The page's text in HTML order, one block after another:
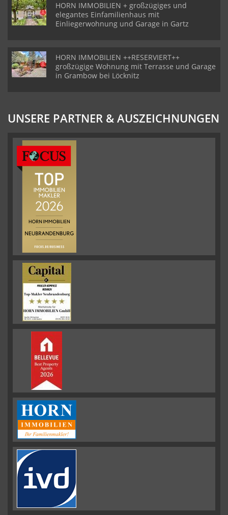
HORN IMMOBILIEN + großzügiges und
elegantes Einfamilienhaus mit
Einliegerwohnung und Garage in Gartz
HORN IMMOBILIEN ++RESERVIERT++
großzügige Wohnung mit Terrasse und Garage
in Grambow bei Löcknitz
UNSERE PARTNER & AUSZEICHNUNGEN